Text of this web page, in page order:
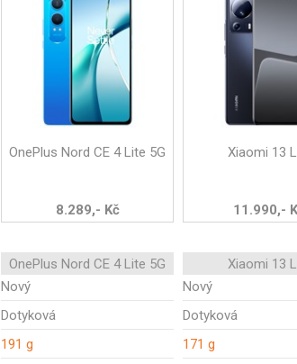
OnePlus Nord CE 4 Lite 5G
8.289,- Kč
Xiaomi 13
11.990,-
OnePlus Nord CE 4 Lite 5G
Xiaomi 13
Nový
Nový
Dotyková
Dotyková
191 g
171 g